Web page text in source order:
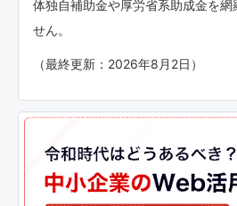
体独自補助金や厚労省系助成金を網
せん。
（最終更新：2026年8月2日）